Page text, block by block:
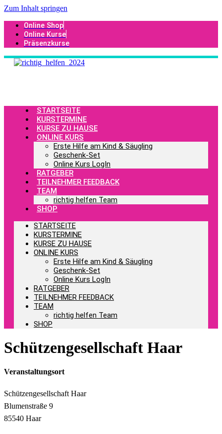
Zum Inhalt springen
Online Shop
Online Kurse
Präsenzkurse
STARTSEITE
KURSTERMINE
KURSE ZU HAUSE
ONLINE KURS
Erste Hilfe am Kind & Säugling
Geschenk-Set
Online Kurs LogIn
RATGEBER
TEILNEHMER FEEDBACK
TEAM
richtig helfen Team
SHOP
STARTSEITE
KURSTERMINE
KURSE ZU HAUSE
ONLINE KURS
Erste Hilfe am Kind & Säugling
Geschenk-Set
Online Kurs LogIn
RATGEBER
TEILNEHMER FEEDBACK
TEAM
richtig helfen Team
SHOP
Schützengesellschaft Haar
Veranstaltungsort
Schützengesellschaft Haar
Blumenstraße 9
85540 Haar